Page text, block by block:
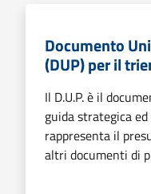
Documento
(DUP) per il
Il D.U.P. è il
guida strategica
rappresenta il
altri documenti di